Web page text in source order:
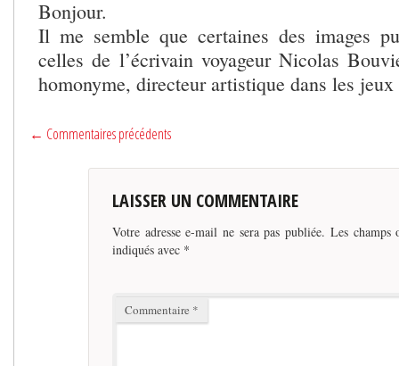
Bonjour.
Il me semble que certaines des images
celles de l’écrivain voyageur Nicolas
homonyme, directeur artistique dans les
← Commentaires précédents
LAISSER UN COMMENTAIRE
Votre adresse e-mail ne sera pas publiée. Les champs
indiqués avec *
Commentaire *